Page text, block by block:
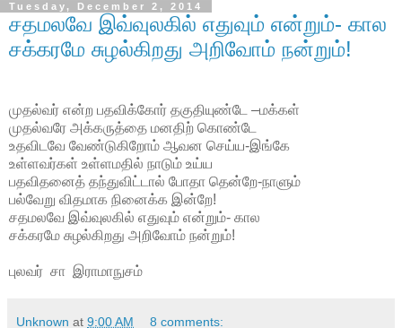
Tuesday, December 2, 2014
சதமலவே இவ்வுலகில் எதுவும் என்றும்- கால
சக்கரமே சுழல்கிறது அறிவோம் நன்றும்!
முதல்வர் என்ற பதவிக்கோர் தகுதியுண்டே –மக்கள்
முதல்வரே அக்கருத்தை மனதிற் கொண்டே
உதவிடவே வேண்டுகிறோம் ஆவன செய்ய-இங்கே
உள்ளவர்கள் உள்ளமதில் நாடும் உய்ய
பதவிதனைத் தந்துவிட்டால் போதா தென்றே-நாளும்
பல்வேறு விதமாக நினைக்க இன்றே!
சதமலவே இவ்வுலகில் எதுவும் என்றும்- கால
சக்கரமே சுழல்கிறது அறிவோம் நன்றும்!
புலவர் சா இராமாநுசம்
Unknown at 9:00 AM 8 comments: